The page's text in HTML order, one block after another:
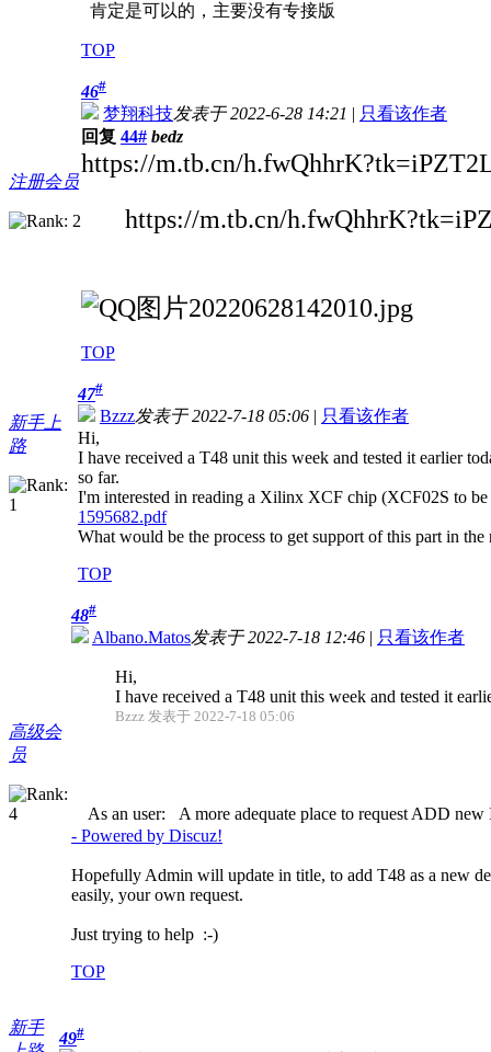
肯定是可以的，主要没有专接版
TOP
注册会员
46#
梦翔科技发表于 2022-6-28 14:21 | 只看该作者
回复 44# bedz
https://m.tb.cn/
https://m.tb.cn/
TOP
新手上
路
47#
Bzzz发表于 2022-7-18 05:06 | 只看该作者
Hi,
I have received a T48 unit this week and tested it earlier
so far.
I'm interested in reading a Xilinx XCF chip (XCF02S to be
1595682.pdf
What would be the process to get support of this part in
TOP
高级会
员
48#
Albano.Matos发表于 2022-7-18 12:46 | 只看该作者
Hi,
I have received a T48 unit this week and tested it
Bzzz 发表于 2022-7-18 05:06
As an user: A more adequate place to request ADD new
- Powered by Discuz!
Hopefully Admin will update in title, to add T48 as a new
easily, your own request.
Just trying to help :-)
TOP
新手
49#